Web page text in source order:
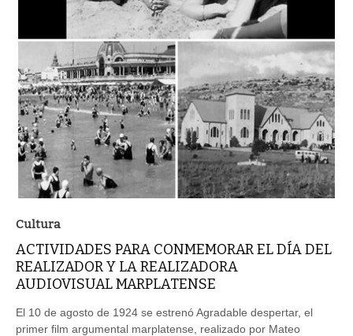
Cultura
ACTIVIDADES PARA CONMEMORAR EL DÍA DEL
REALIZADOR Y LA REALIZADORA
AUDIOVISUAL MARPLATENSE
El 10 de agosto de 1924 se estrenó Agradable despertar, el
primer film argumental marplatense, realizado por Mateo